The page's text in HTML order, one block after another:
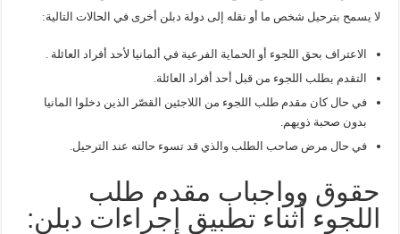
لا يسمح بترحيل شخص ما أو نقله إلى دولة دبلن أخرى في الحالات التالية:
الاعتراف بحق اللجوء أو الحماية الفرعية في ألمانيا لأحد أفراد العائلة .
التقدم بطلب اللجوء من قبل أحد أفراد العائلة.
في حال كان مقدم طلب اللجوء من اللاجئين القصّر الذين دخلوا المانيا
بدون صحبة ذويهم.
في حال مرض صاحب الطلب والذي قد تسوء حالته عند الترحيل.
حقوق وواجباب مقدم طلب
اللجوء أثناء تطبيق إجراءات دبلن: